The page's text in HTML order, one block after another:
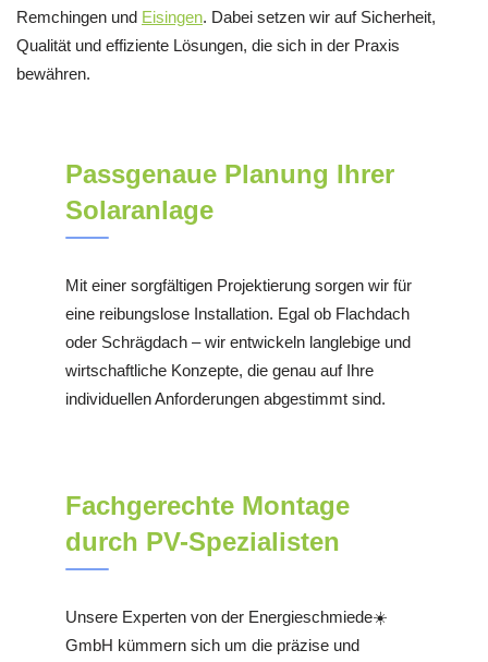
Remchingen und Eisingen. Dabei setzen wir auf Sicherheit,
Qualität und effiziente Lösungen, die sich in der Praxis
bewähren.
Passgenaue Planung Ihrer
Solaranlage
Mit einer sorgfältigen Projektierung sorgen wir für
eine reibungslose Installation. Egal ob Flachdach
oder Schrägdach – wir entwickeln langlebige und
wirtschaftliche Konzepte, die genau auf Ihre
individuellen Anforderungen abgestimmt sind.
Fachgerechte Montage
durch PV-Spezialisten
Unsere Experten von der Energieschmiede☀️
GmbH kümmern sich um die präzise und